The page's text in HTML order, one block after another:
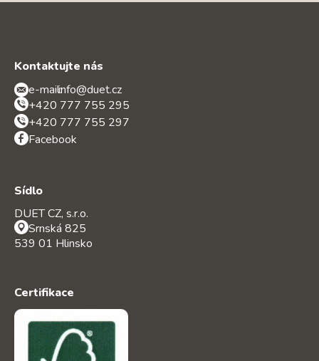
Kontaktujte nás
e-mail:info@duet.cz
+420 777 755 295
+420 777 755 297
Facebook
Sídlo
DUET CZ, s.r.o.
Srnská 825
539 01 Hlinsko
Certifikace